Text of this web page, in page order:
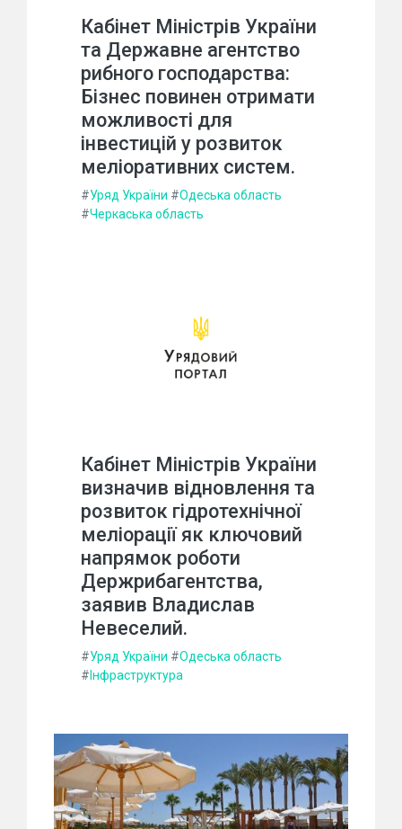
Кабінет Міністрів України
та Державне агентство
рибного господарства:
Бізнес повинен отримати
можливості для
інвестицій у розвиток
меліоративних систем.
#Уряд України #Одеська область
#Черкаська область
Кабінет Міністрів України
визначив відновлення та
розвиток гідротехнічної
меліорації як ключовий
напрямок роботи
Держрибагентства,
заявив Владислав
Невеселий.
#Уряд України #Одеська область
# Інфраструктура